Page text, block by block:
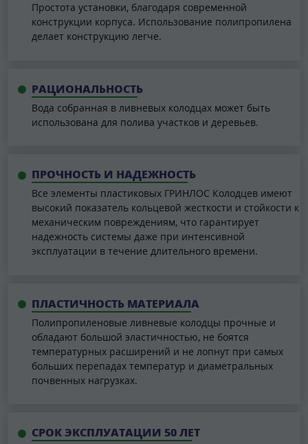
Простота установки, благодаря современной
конструкции корпуса. Использование полипропилена
делает конструкцию легче.
РАЦИОНАЛЬНОСТЬ
Вода собранная в ливневых колодцах может быть
использована для полива участков и деревьев.
ПРОЧНОСТЬ И НАДЕЖНОСТЬ
Все элементы пластиковых ГРИНЛОС Колодцев имеют
высокий показатель кольцевой жесткости и стойкости к
механическим повреждениям, что гарантирует
надежность системы даже при интенсивной
эксплуатации в течение длительного времени.
ПЛАСТИЧНОСТЬ МАТЕРИАЛА
Полипропиленовые ливневые колодцы прочные и
обладают большой эластичностью, не боятся
температурных расширений и не лопнут при самых
больших перепадах температур и диаметральных
почвенных нагрузках.
СРОК ЭКСПЛУАТАЦИИ 50 ЛЕТ